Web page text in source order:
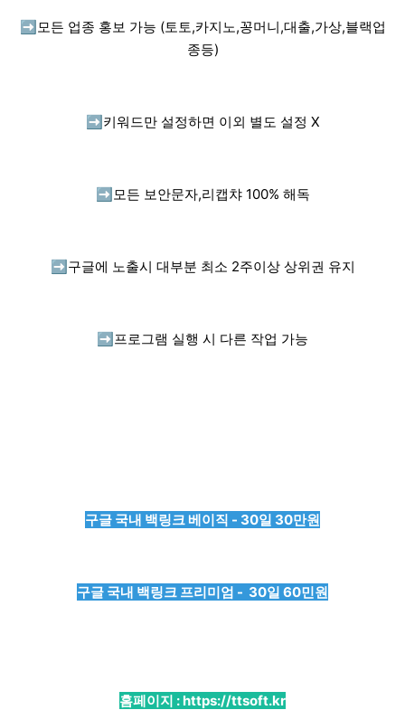
➡️ 모든 업종 홍보 가능 (토토,카지노,꽁머니,대출,가상,블랙업
종등)
➡️ 키워드만 설정하면 이외 별도 설정 X
➡️ 모든 보안문자,리캡챠 100% 해독
➡️ 구글에 노출시 대부분 최소 2주이상 상위권 유지
➡️ 프로그램 실행 시 다른 작업 가능
구글 국내 백링크 베이직 - 30일 30만원
구글 국내 백링크 프리미엄 - 30일 60민원
홈페이지 :https://ttsoft.kr